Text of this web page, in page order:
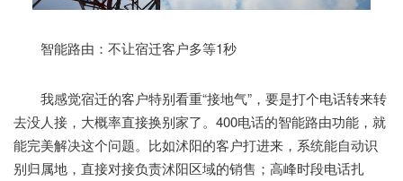
智能路由：不让宿迁客户多等1秒
我感觉宿迁的客户特别看重“接地气”，要是打个电话转来转
去没人接，大概率直接换别家了。400电话的智能路由功能，就
能完美解决这个问题。比如沭阳的客户打进来，系统能自动识
别归属地，直接对接负责沭阳区域的销售；高峰时段电话扎